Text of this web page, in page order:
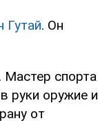
Гутай. Он
. Мастер спорта
руки оружие и
от